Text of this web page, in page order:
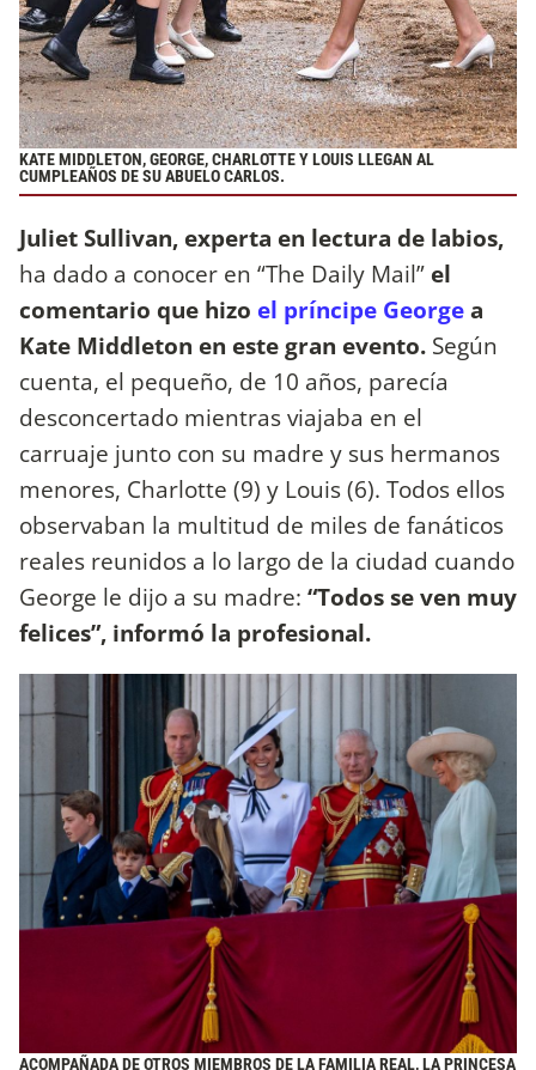
KATE MIDDLETON, GEORGE, CHARLOTTE Y LOUIS LLEGAN AL
CUMPLEAÑOS DE SU ABUELO CARLOS.
Juliet Sullivan, experta en lectura de labios,
ha dado a conocer en “The Daily Mail” el
comentario que hizo el príncipe Georgea
Kate Middleton en este gran evento. Según
cuenta, el pequeño, de 10 años, parecía
desconcertado mientras viajaba en el
carruaje junto con su madre y sus hermanos
menores, Charlotte (9) y Louis (6). Todos ellos
observaban la multitud de miles de fanáticos
reales reunidos a lo largo de la ciudad cuando
George le dijo a su madre: “Todos se ven muy
felices”, informó la profesional.
ACOMPAÑADA DE OTROS MIEMBROS DE LA FAMILIA REAL, LA PRINCESA